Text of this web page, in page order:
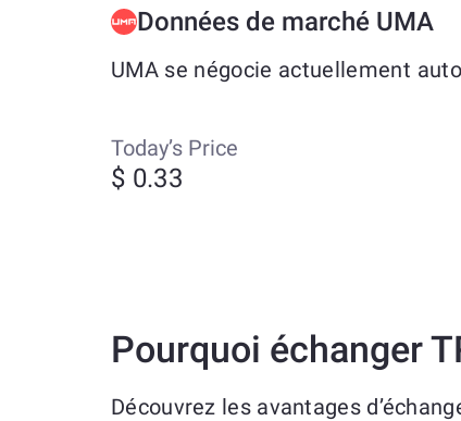
Données de marché UMA
UMA se négocie actuellement
Today’s Price
$ 0.33
Pourquoi échanger
Découvrez les avantages